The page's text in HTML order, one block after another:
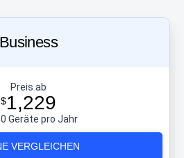
Business
Preis ab
$1,229
Geräte pro Jahr
VERGLEICHEN